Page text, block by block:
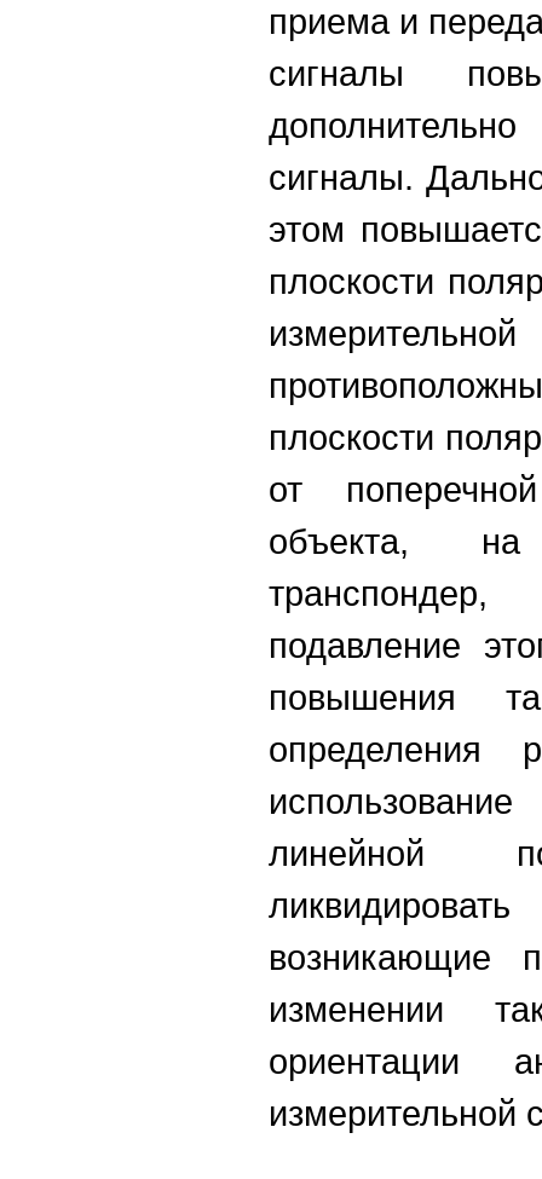
приема и
сигналы
сигналы.
этом
плоскости
плоскости
от
объекта, на
подавление
повышения
определения
линейной
возникающие
изменении
ориентации
измерительной